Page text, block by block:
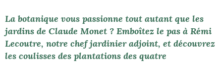
La botanique vous passionne tout autant que les
jardins de Claude Monet ? Emboîtez le pas à Rémi
Lecoutre, notre chef jardinier adjoint, et découvrez
les coulisses des plantations des quatre